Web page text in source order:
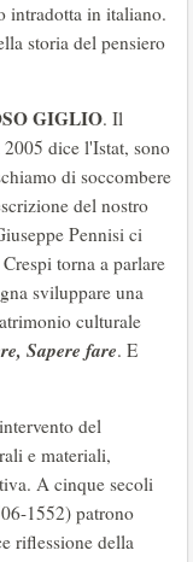
intradotta in italiano.
storia del pensiero
GIGLIO. Il
dice l'Istat, sono
di soccombere
del nostro
Pennisi ci
torna a parlare
sviluppare una
culturale
Sapere fare. E
del
e materiali,
A cinque secoli
1552) patrono
riflessione della